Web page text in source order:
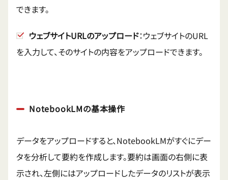
できます。
ウェブサイトURLのアップロード：ウェブサイトのURL
を入力して、そのサイトの内容をアップロードできます。
NotebookLMの基本操作
データをアップロードすると、NotebookLMがすぐにデー
タを分析して要約を作成します。要約は画面の右側に表
示され、左側にはアップロードしたデータのリストが表示